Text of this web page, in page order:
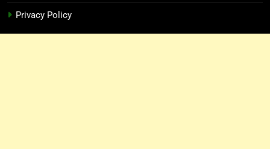
Privacy Policy